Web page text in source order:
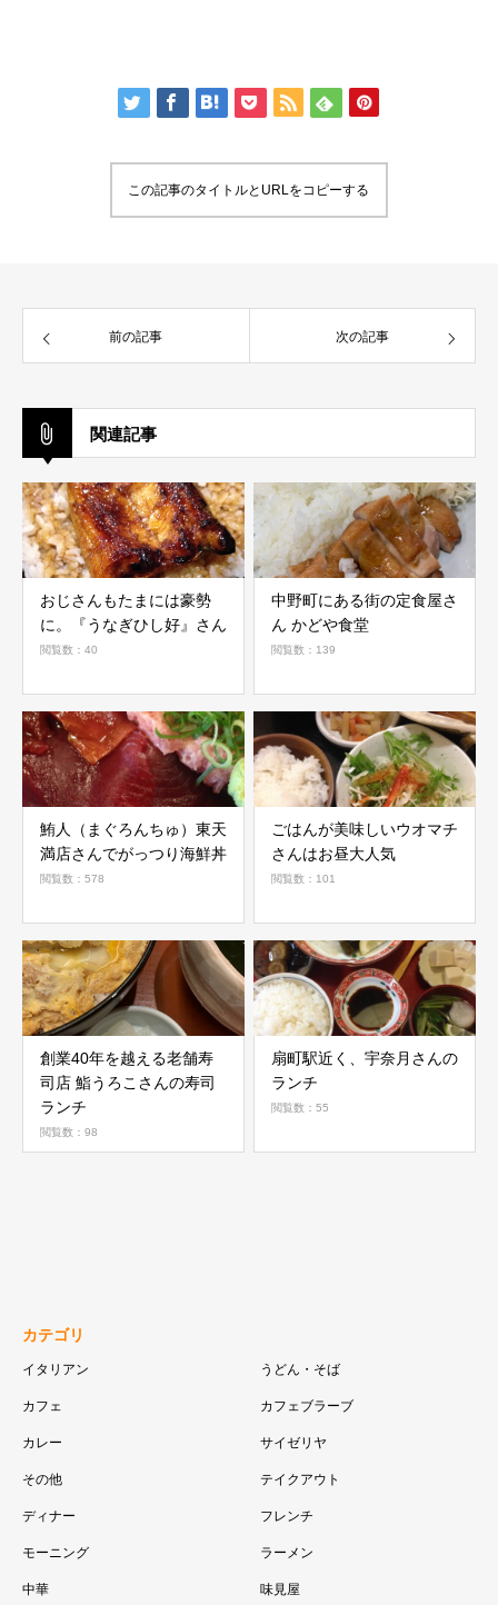
この記事のタイトルとURLをコピーする
前の記事 次の記事
関連記事
おじさんもたまには豪勢
に。『うなぎひし好』さん
閲覧数：40
中野町にある街の定食屋さ
ん かどや食堂
閲覧数：139
鮪人（まぐろんちゅ）東天
満店さんでがっつり海鮮丼
閲覧数：578
ごはんが美味しいウオマチ
さんはお昼大人気
閲覧数：101
創業40年を越える老舗寿
司店 鮨うろこさんの寿司
ランチ
閲覧数：98
扇町駅近く、宇奈月さんの
ランチ
閲覧数：55
カテゴリ
イタリアン うどん・そば
カフェ カフェブラーブ
カレー サイゼリヤ
その他 テイクアウト
ディナー フレンチ
モーニング ラーメン
中華 味見屋